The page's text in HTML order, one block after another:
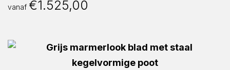
vanaf €1.525,00